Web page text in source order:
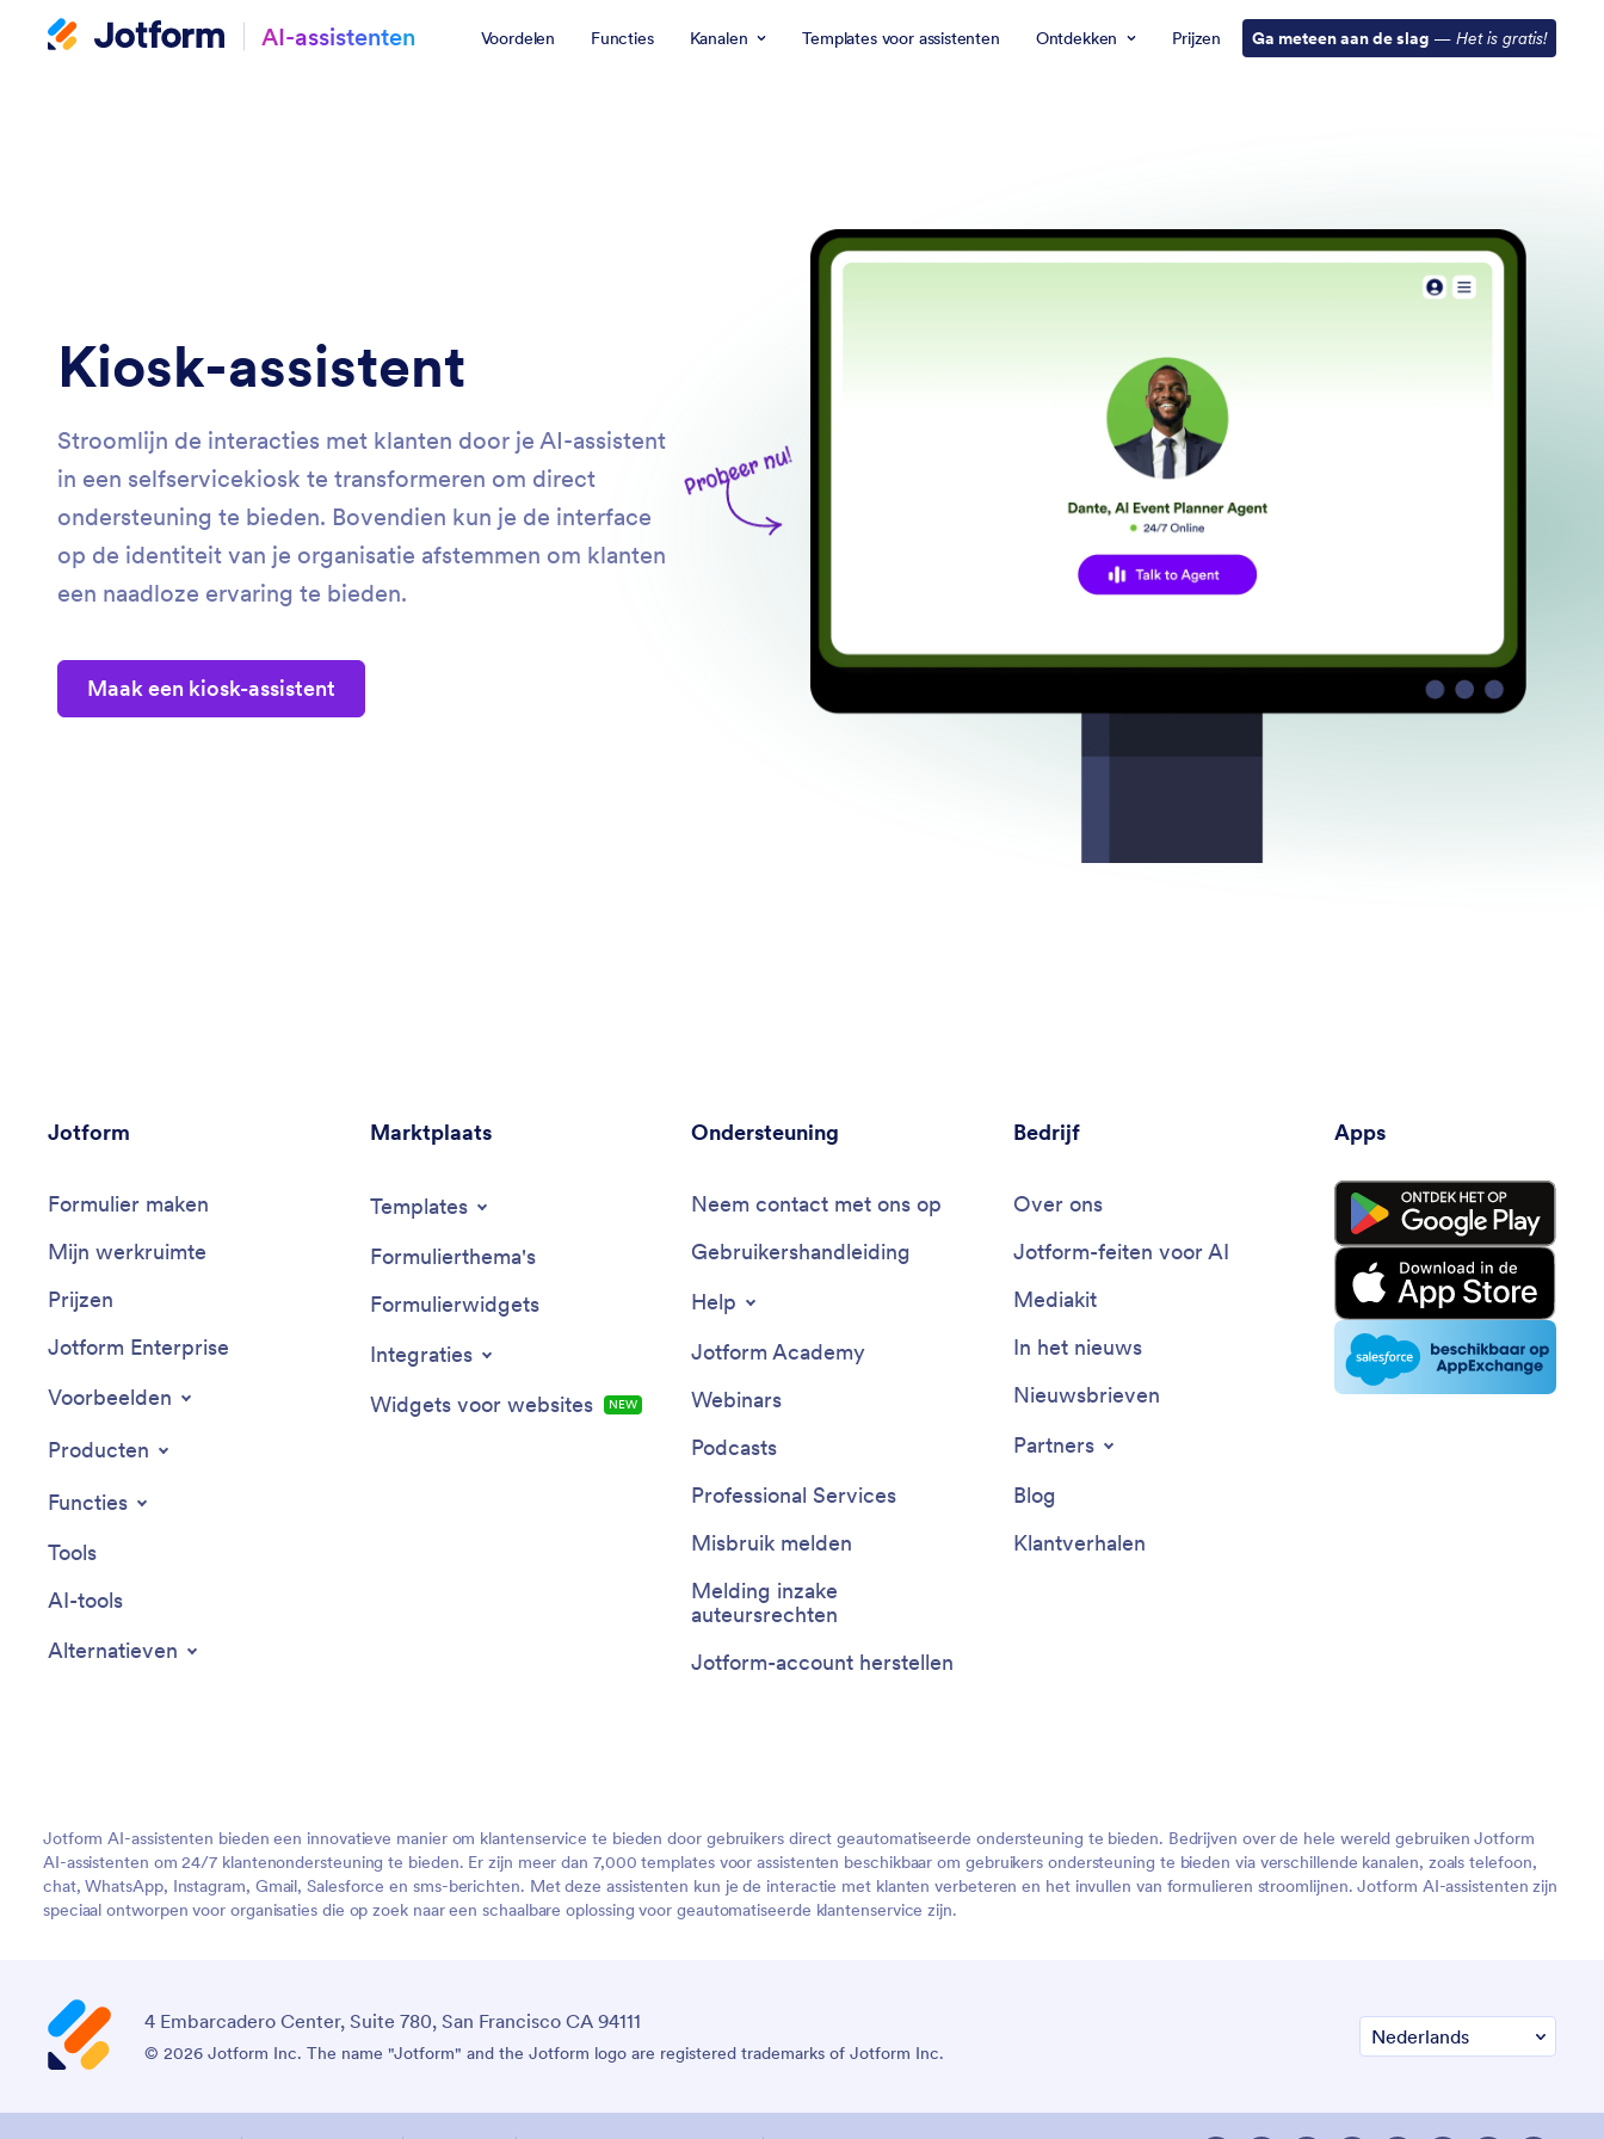
AI-assistenten Voordelen Functies Kanalen Templates voor assistenten Ontdekken Prijzen Ga meteen aan de slag — Het is gratis!
Kiosk-assistent
Stroomlijn de interacties met klanten door je AI-assistent
in een selfservicekiosk te transformeren om direct
ondersteuning te bieden. Bovendien kun je de interface
op de identiteit van je organisatie afstemmen om klanten
een naadloze ervaring te bieden.
Maak een kiosk-assistent
Probeer nu!
Jotform
Formulier maken
Mijn werkruimte
Prijzen
Jotform Enterprise
Voorbeelden
Producten
Functies
Tools
AI-tools
Alternatieven
Marktplaats
Templates
Formulierthema's
Formulierwidgets
Integraties
Widgets voor websites
NEW
Ondersteuning
Neem contact met ons op
Gebruikershandleiding
Help
Jotform Academy
Webinars
Podcasts
Professional Services
Misbruik melden
Melding inzake
auteursrechten
Jotform-account herstellen
Bedrijf
Over ons
Jotform-feiten voor AI
Mediakit
In het nieuws
Nieuwsbrieven
Partners
Blog
Klantverhalen
Apps
Jotform AI-assistenten bieden een innovatieve manier om klantenservice te bieden door gebruikers direct geautomatiseerde ondersteuning te bieden. Bedrijven over de hele wereld gebruiken Jotform
AI-assistenten om 24/7 klantenondersteuning te bieden. Er zijn meer dan 7,000 templates voor assistenten beschikbaar om gebruikers ondersteuning te bieden via verschillende kanalen, zoals telefoon,
chat, WhatsApp, Instagram, Gmail, Salesforce en sms-berichten. Met deze assistenten kun je de interactie met klanten verbeteren en het invullen van formulieren stroomlijnen. Jotform AI-assistenten zijn
speciaal ontworpen voor organisaties die op zoek naar een schaalbare oplossing voor geautomatiseerde klantenservice zijn.
4 Embarcadero Center, Suite 780, San Francisco CA 94111
© 2026 Jotform Inc. The name "Jotform" and the Jotform logo are registered trademarks of Jotform Inc.